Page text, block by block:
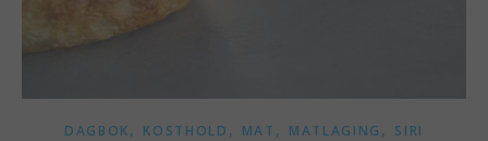
DAGBOK, KOSTHOLD , MAT , MATLAGING , SIRI